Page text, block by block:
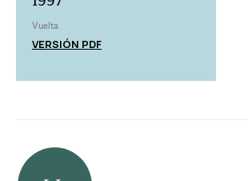
Vuelta
VERSIÓN PDF